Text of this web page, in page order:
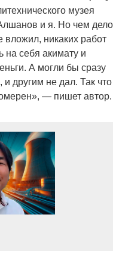
музея
и я. Но чем дело
вложил, никаких работ
на себя акимату и
А могли бы сразу
другим не дал. Так что
— пишет автор.